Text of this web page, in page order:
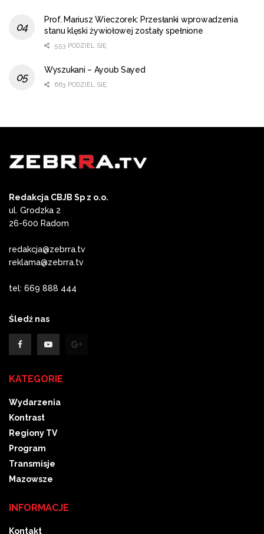
Prof. Mariusz Wieczorek: Przesłanki wprowadzenia
stanu klęski żywiołowej zostały spełnione
553 PODZIEL SIĘ
Wyszukani – Ayoub Sayed
663 PODZIEL SIĘ
Redakcja CBJB Sp z o.o.
ul. Grodzka 2
26-600 Radom
redakcja@zebrra.tv
reklama@zebrra.tv
tel: 669 888 444
Śledź nas
KATEGORIE
Wydarzenia
Kontrast
Regiony TV
Program
Transmisje
Mazowsze
INFORMACJE
Kontakt